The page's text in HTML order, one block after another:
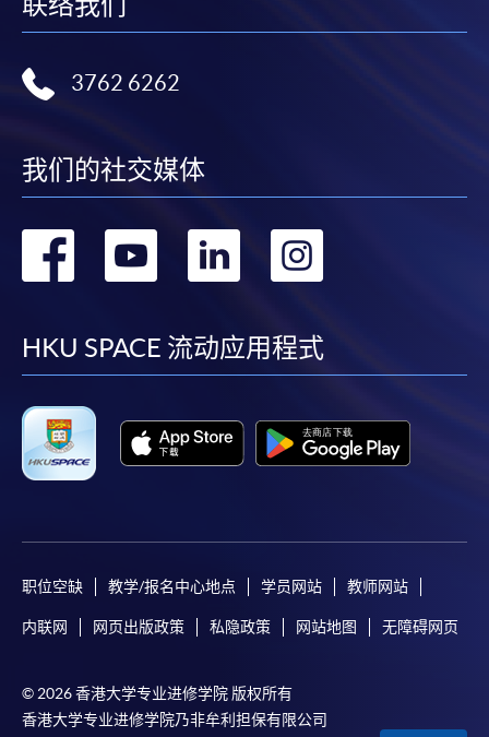
3762 6262
我们的社交媒体
转
facebook
转
youtube
转
linkedin
转
HKU SPACE 流动应用程式
职位空缺 教学/报名中心地点 学员网站 教师网站
内联网 网页出版政策 私隐政策 网站地图 无障碍网页
© 2026 香港大学专业进修学院 版权所有
香港大学专业进修学院乃非牟利担保有限公司